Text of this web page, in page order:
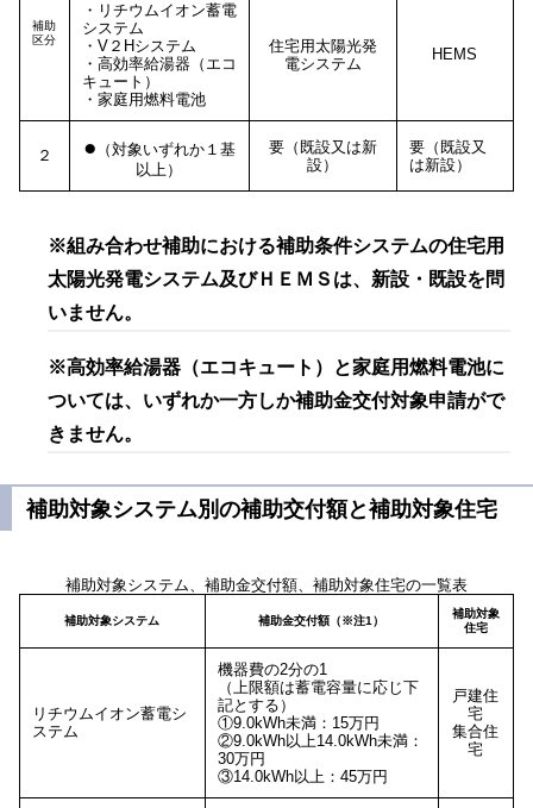
補助
区分
・リチウムイオン蓄電
システム
・V２Hシステム
・高効率給湯器（エコ
キュート）
・家庭用燃料電池
住宅用太陽光発
電システム
HEMS
２ ● （対象いずれか１基
以上）
要（既設又は新
設）
要（既設又
は新設）
※組み合わせ補助における補助条件システムの住宅用
太陽光発電システム及びＨＥＭＳは、新設・既設を問
いません。
※高効率給湯器（エコキュート）と家庭用燃料電池に
ついては、いずれか一方しか補助金交付対象申請がで
きません。
補助対象システム別の補助交付額と補助対象住宅
補助対象システム、補助金交付額、補助対象住宅の一覧表
補助対象システム 補助金交付額（※注1）
補助対象
住宅
リチウムイオン蓄電シ
ステム
機器費の2分の1
（上限額は蓄電容量に応じ下
記とする）
①9.0kWh未満：15万円
②9.0kWh以上14.0kWh未満：
30万円
③14.0kWh以上：45万円
戸建住
宅
集合住
宅